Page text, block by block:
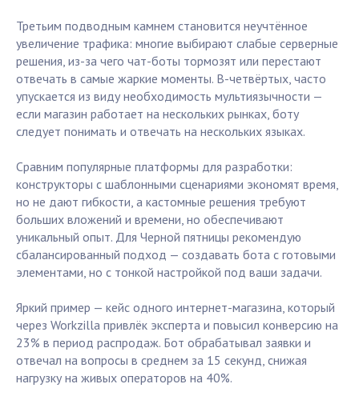
Третьим подводным камнем становится неучтённое
увеличение трафика: многие выбирают слабые серверные
решения, из-за чего чат-боты тормозят или перестают
отвечать в самые жаркие моменты. В-четвёртых, часто
упускается из виду необходимость мультиязычности —
если магазин работает на нескольких рынках, боту
следует понимать и отвечать на нескольких языках.
Сравним популярные платформы для разработки:
конструкторы с шаблонными сценариями экономят время,
но не дают гибкости, а кастомные решения требуют
больших вложений и времени, но обеспечивают
уникальный опыт. Для Черной пятницы рекомендую
сбалансированный подход — создавать бота с готовыми
элементами, но с тонкой настройкой под ваши задачи.
Яркий пример — кейс одного интернет-магазина, который
через Workzilla привлёк эксперта и повысил конверсию на
23% в период распродаж. Бот обрабатывал заявки и
отвечал на вопросы в среднем за 15 секунд, снижая
нагрузку на живых операторов на 40%.